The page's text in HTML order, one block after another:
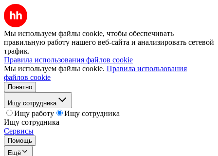
Мы используем файлы cookie, чтобы обеспечивать
правильную работу нашего веб-сайта и анализировать сетевой
трафик.
Правила использования файлов cookie
Мы используем файлы cookie. Правила использования
файлов cookie
Понятно
Ищу сотрудника
Ищу работу
Ищу сотрудника
Ищу сотрудника
Сервисы
Помощь
Ещё